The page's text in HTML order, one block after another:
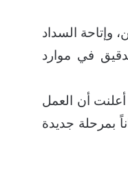
وإتاحة السداد
في موارد
أن العمل
بمرحلة جديدة